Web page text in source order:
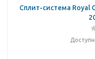
Сплит-система Royal